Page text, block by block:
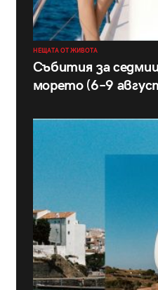
НЕЩАТА ОТ ЖИВОТА
Събития за
морето (6–9